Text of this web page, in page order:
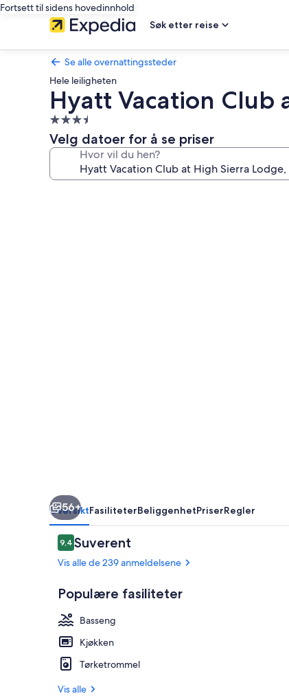
Fortsett til sidens hovedinnhold
Søk etter reise
Se alle overnattingssteder
Hele leiligheten
Hyatt Vacation Club
Overnattingssted
med
3.5
stjerner
Velg datoer for å se priser
Hvor vil du hen?
56+
OversiktFasiliteterBeliggenhetPriserRegler
Anmeldelser
9,49,4 av 10 –
Suverent
Vis alle de 239 anmeldelsene
Populære fasiliteter
Basseng
Kjøkken
Tørketrommel
Vis alle